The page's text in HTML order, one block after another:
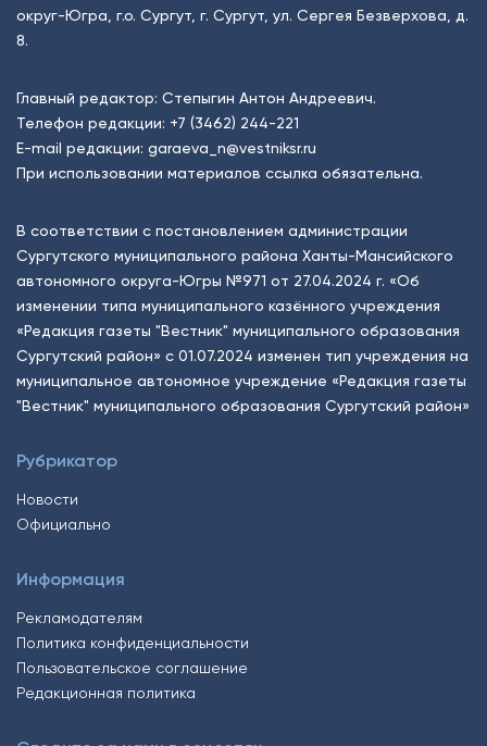
округ-Югра, г.о. Сургут, г. Сургут, ул. Сергея Безверхова, д.
8.
Главный редактор: Степыгин Антон Андреевич.
Телефон редакции: +7 (3462) 244-221
E-mail редакции: garaeva_n@vestniksr.ru
При использовании материалов ссылка обязательна.
В соответствии с постановлением администрации
Сургутского муниципального района Ханты-Мансийского
автономного округа-Югры №971 от 27.04.2024 г. «Об
изменении типа муниципального казённого учреждения
«Редакция газеты "Вестник" муниципального образования
Сургутский район» с 01.07.2024 изменен тип учреждения на
муниципальное автономное учреждение «Редакция газеты
"Вестник" муниципального образования Сургутский район»
Рубрикатор
Новости
Официально
Информация
Рекламодателям
Политика конфиденциальности
Пользовательское соглашение
Редакционная политика